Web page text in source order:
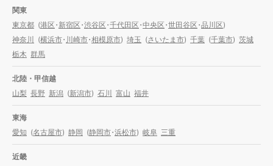
関東
東京都 (港区・新宿区・渋谷区・千代田区・中央区・世田谷区・品川区)
神奈川
(横浜市・川崎市・相模原市) 埼玉 (さいたま市) 千葉 (千葉市) 茨城
栃木 群馬
北陸・甲信越
山梨 長野 新潟 (新潟市) 石川 富山 福井
東海
愛知 (名古屋市) 静岡 (静岡市・浜松市) 岐阜 三重
近畿